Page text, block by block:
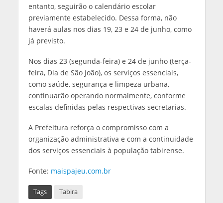
entanto, seguirão o calendário escolar
previamente estabelecido. Dessa forma, não
haverá aulas nos dias 19, 23 e 24 de junho, como
já previsto.
Nos dias 23 (segunda-feira) e 24 de junho (terça-
feira, Dia de São João), os serviços essenciais,
como saúde, segurança e limpeza urbana,
continuarão operando normalmente, conforme
escalas definidas pelas respectivas secretarias.
A Prefeitura reforça o compromisso com a
organização administrativa e com a continuidade
dos serviços essenciais à população tabirense.
Fonte: maispajeu.com.br
Tags Tabira